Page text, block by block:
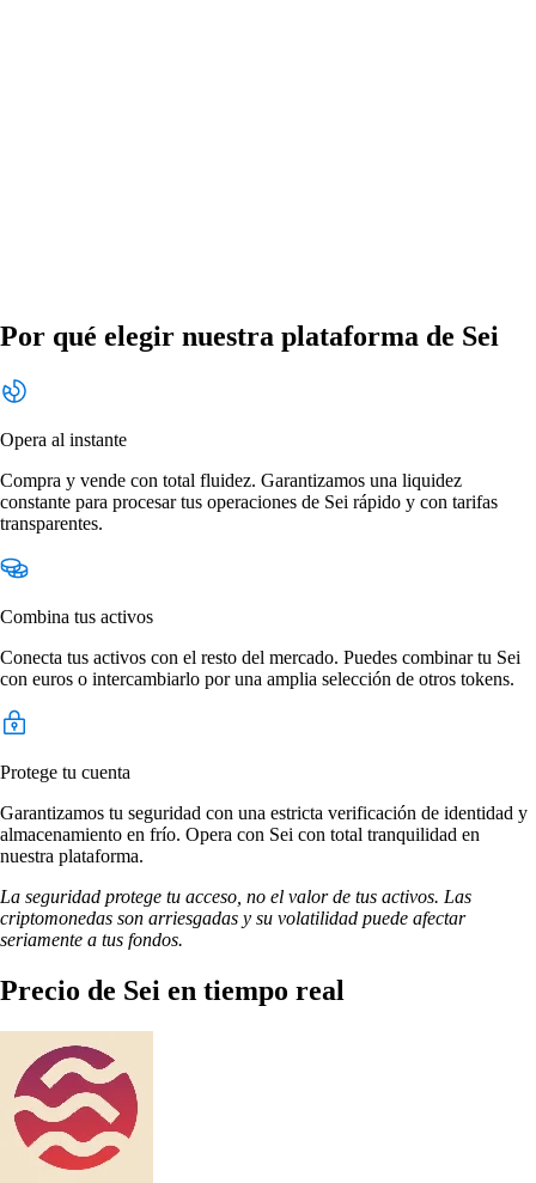
Por qué elegir nuestra plataforma de Sei
Opera al instante
Compra y vende con total fluidez. Garantizamos una liquidez
constante para procesar tus operaciones de Sei rápido y con tarifas
transparentes.
Combina tus activos
Conecta tus activos con el resto del mercado. Puedes combinar tu Sei
con euros o intercambiarlo por una amplia selección de otros tokens.
Protege tu cuenta
Garantizamos tu seguridad con una estricta verificación de identidad y
almacenamiento en frío. Opera con Sei con total tranquilidad en
nuestra plataforma.
La seguridad protege tu acceso, no el valor de tus activos. Las
criptomonedas son arriesgadas y su volatilidad puede afectar
seriamente a tus fondos.
Precio de Sei en tiempo real